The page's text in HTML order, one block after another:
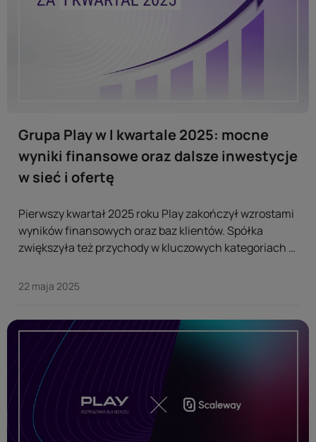
Grupa Play w I kwartale 2025: mocne
wyniki finansowe oraz dalsze inwestycje
w sieć i ofertę
Pierwszy kwartał 2025 roku Play zakończył wzrostami
wyników finansowych oraz baz klientów. Spółka
zwiększyła też przychody w kluczowych kategoriach –
i usług dla domu do 514 mln zł. ...
22 maja 2025